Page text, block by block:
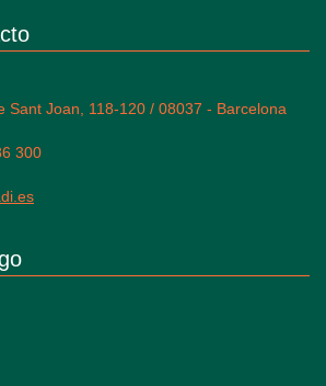
Sant Joan, 118-120 / 08037 - Barcelona
300